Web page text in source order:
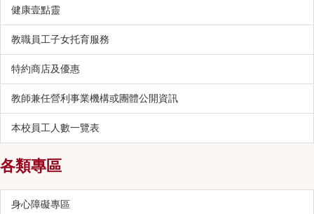
健康壹點靈
教職員工子女托育服務
特約商店及優惠
教師兼任營利事業機構或團體公開資訊
本校員工人數一覽表
各類專區
身心障礙專區